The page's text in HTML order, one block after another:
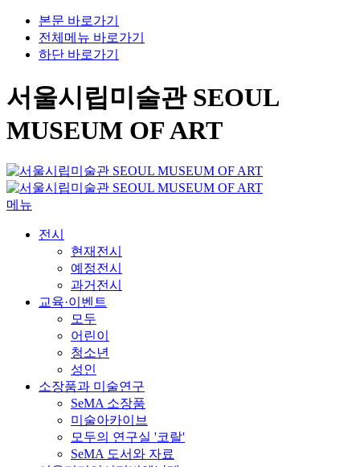
본문 바로가기
전체메뉴 바로가기
하단 바로가기
서울시립미술관 SEOUL
MUSEUM OF ART
메뉴
전시
현재전시
예정전시
과거전시
교육·이벤트
모두
어린이
청소년
성인
소장품과 미술연구
SeMA 소장품
미술아카이브
모두의 연구실 '코랄'
SeMA 도서와 자료